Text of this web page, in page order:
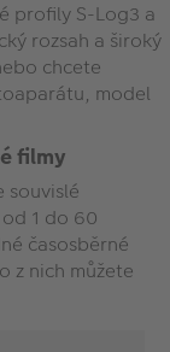
profily S-Log3 a
rozsah a široký
chcete
model
filmy
souvislé
1 do 60
časosběrné
z nich můžete